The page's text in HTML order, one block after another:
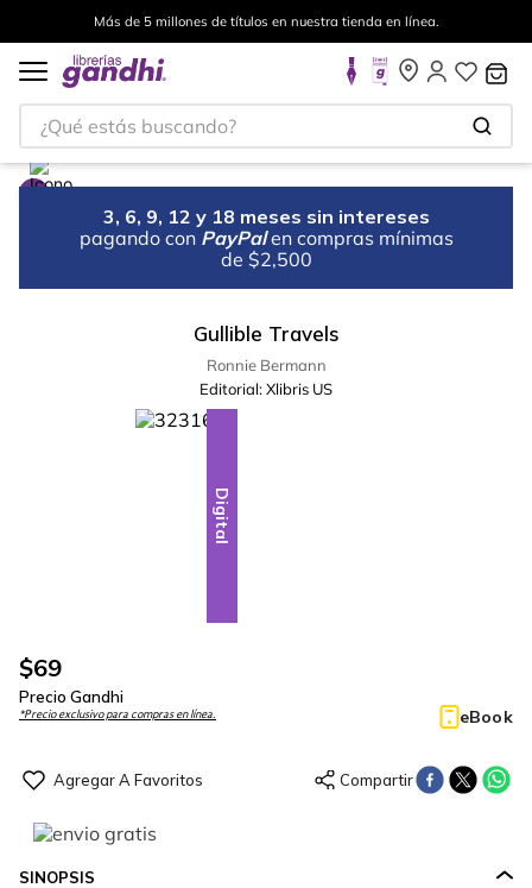
Más de 5 millones de títulos en nuestra tienda en línea.
¿Qué estás buscando?
3, 6, 9, 12 y 18 meses sin intereses
pagando con PayPal en compras mínimas
de $2,500
Gullible Travels
Ronnie Bermann
Editorial:Xlibris US
Digital
$69
Precio Gandhi
*Precio exclusivo para compras en línea. eBook
SINOPSIS